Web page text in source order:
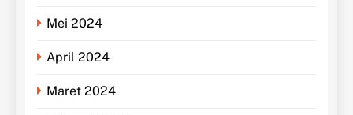
Mei 2024
April 2024
Maret 2024